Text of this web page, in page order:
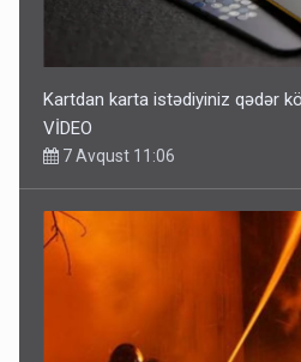
Kartdan karta istədiyiniz qədər
VİDEO
7 Avqust 11:06